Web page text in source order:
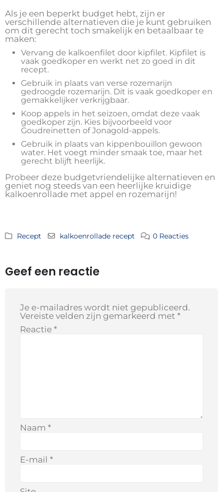
Als je een beperkt budget hebt, zijn er
verschillende alternatieven die je kunt gebruiken
om dit gerecht toch smakelijk en betaalbaar te
maken:
Vervang de kalkoenfilet door kipfilet. Kipfilet is
vaak goedkoper en werkt net zo goed in dit
recept.
Gebruik in plaats van verse rozemarijn
gedroogde rozemarijn. Dit is vaak goedkoper en
gemakkelijker verkrijgbaar.
Koop appels in het seizoen, omdat deze vaak
goedkoper zijn. Kies bijvoorbeeld voor
Goudreinetten of Jonagold-appels.
Gebruik in plaats van kippenbouillon gewoon
water. Het voegt minder smaak toe, maar het
gerecht blijft heerlijk.
Probeer deze budgetvriendelijke alternatieven en
geniet nog steeds van een heerlijke kruidige
kalkoenrollade met appel en rozemarijn!
Recept kalkoenrollade recept 0 Reacties
Geef een reactie
Je e-mailadres wordt niet gepubliceerd.
Vereiste velden zijn gemarkeerd met *
Reactie *
Naam *
E-mail *